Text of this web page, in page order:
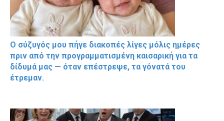
Ο σύζυγός μου πήγε διακοπές λίγες μόλις ημέρες
πριν από την προγραμματισμένη καισαρική για τα
δίδυμά μας — όταν επέστρεψε, τα γόνατά του
έτρεμαν.